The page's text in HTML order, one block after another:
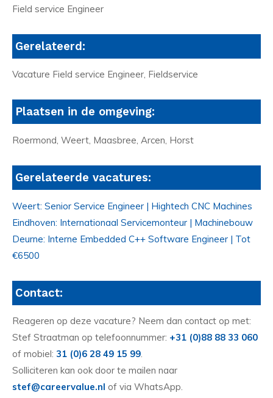
Field service Engineer
Gerelateerd:
Vacature Field service Engineer, Fieldservice
Plaatsen in de omgeving:
Roermond, Weert, Maasbree, Arcen, Horst
Gerelateerde vacatures:
Weert: Senior Service Engineer | Hightech CNC Machines
Eindhoven: Internationaal Servicemonteur | Machinebouw
Deurne: Interne Embedded C++ Software Engineer | Tot
€6500
Contact:
Reageren op deze vacature? Neem dan contact op met:
Stef Straatman op telefoonnummer: +31 (0)88 88 33 060
of mobiel: 31 (0)6 28 49 15 99.
Solliciteren kan ook door te mailen naar
stef@careervalue.nl of via WhatsApp.